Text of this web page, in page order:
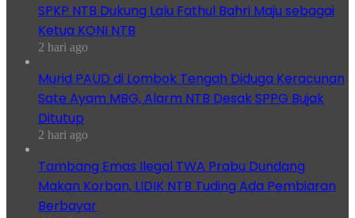
SPKP NTB Dukung Lalu Fathul Bahri Maju sebagai
Ketua KONI NTB
2 hari ago
Murid PAUD di Lombok Tengah Diduga Keracunan
Sate Ayam MBG, Alarm NTB Desak SPPG Bujak
Ditutup
2 hari ago
Tambang Emas Ilegal TWA Prabu Dundang
Makan Korban, LIDIK NTB Tuding Ada Pembiaran
Berbayar